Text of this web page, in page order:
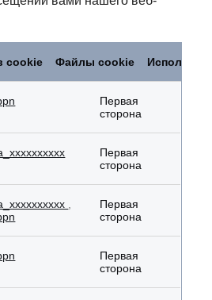
cookie Файлы cookie
Первая
сторона
Первая
сторона
Первая
сторона
Первая
сторона